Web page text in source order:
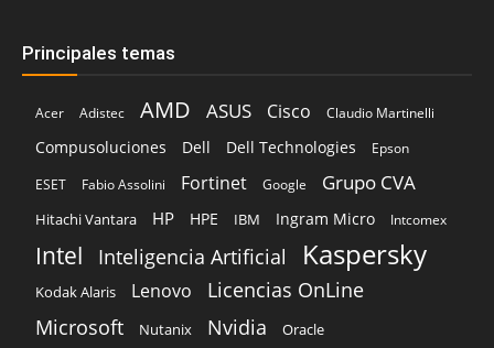
Principales temas
Acer Adistec AMD ASUS Cisco Claudio Martinelli
Compusoluciones Dell Dell Technologies
Epson
ESET
Fabio Assolini Fortinet Google Grupo CVA
Hitachi Vantara HP HPE IBM Ingram Micro Intcomex
Intel Inteligencia Artificial Kaspersky
Kodak Alaris Lenovo Licencias OnLine
Microsoft Nutanix Nvidia Oracle